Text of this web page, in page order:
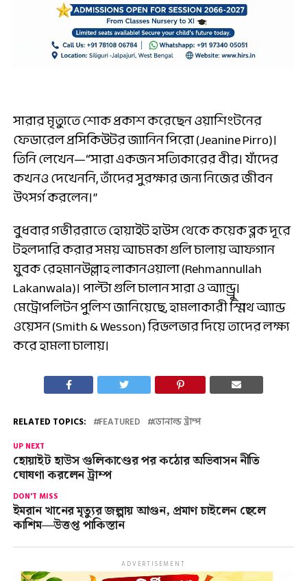
সারার মৃত্যুতে শোক প্রকাশ করেছেন ওয়াশিংটনের
ফেডারেল প্রসিকিউটর জ্যানিন পিরো (Jeanine Pirro)।
তিনি লেখেন—“সারা একজন সত্যিকারের বীর। যাঁদের
কখনও দেখেননি, তাঁদের সুরক্ষার জন্য নিজের জীবন
উৎসর্গ করলেন।”
বুধবার গভীররাতে হোয়াইট হাউস থেকে কয়েক ব্লক দূরে
টহলদারি করার সময় আচমকা গুলি চালায় আফগান
যুবক রেহমানউল্লাহ লাকানওয়ালা (Rehmannullah
Lakanwala)। পাল্টা গুলি চালান সারা ও অ্যান্ড্রু।
মেট্রোপলিটন পুলিশ জানিয়েছে, হামলাকারী স্মিথ অ্যান্ড
ওয়েসন (Smith & Wesson) রিভলভার দিয়ে তাদের লক্ষ্য
করে হামলা চালায়।
RELATED TOPICS: FEATURED ডোনাল্ড ট্রাম্প
UP NEXT
হোয়াইট হাউস গুলিকাণ্ডের পর কঠোর অভিবাসন নীতি
ঘোষণা করলেন ট্রাম্প
DON'T MISS
ইমরান খানের মৃত্যুর জল্পায় আগুন, প্রমাণ চাইলেন ছেলে
কাশিম—উত্তপ্ত পাকিস্তান
ADVERTISEMENT